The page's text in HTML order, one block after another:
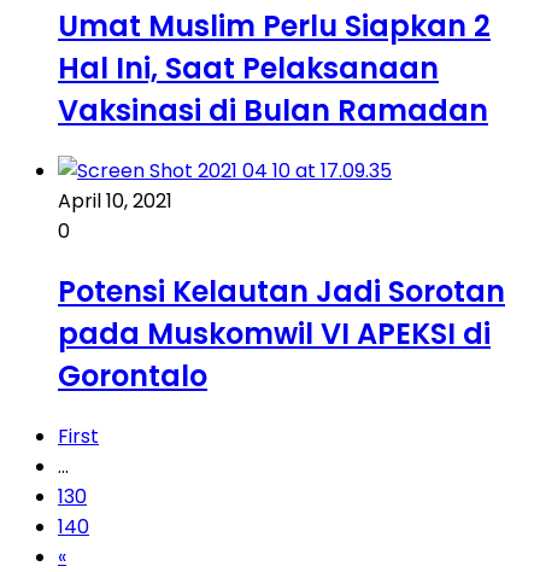
Umat Muslim Perlu Siapkan 2
Hal Ini, Saat Pelaksanaan
Vaksinasi di Bulan Ramadan
April 10, 2021
0
Potensi Kelautan Jadi Sorotan
pada Muskomwil VI APEKSI di
Gorontalo
First
...
130
140
«